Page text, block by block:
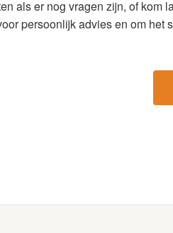
als er nog vragen zijn, of
persoonlijk advies en om het